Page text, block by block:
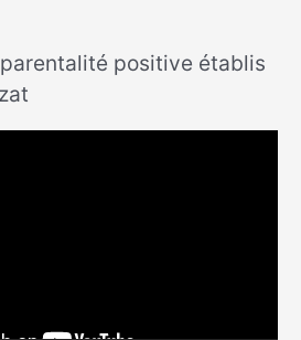
positive établis